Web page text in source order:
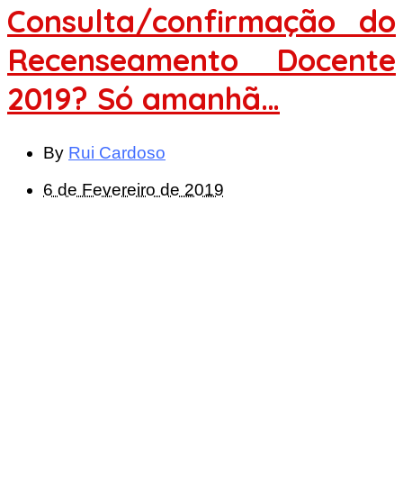
Consulta/confirmação do
Recenseamento Docente
2019? Só amanhã…
By Rui Cardoso
6 de Fevereiro de 2019